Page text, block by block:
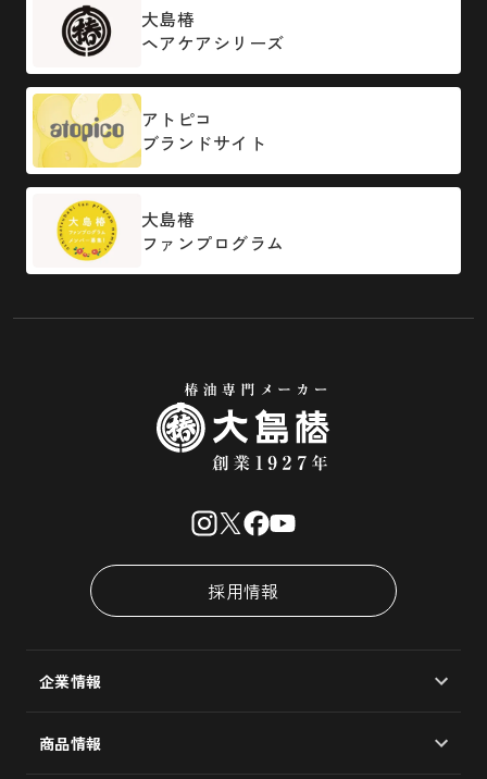
大島椿
ヘアケアシリーズ
アトピコ
ブランドサイト
大島椿
ファンプログラム
採用情報
企業情報
商品情報